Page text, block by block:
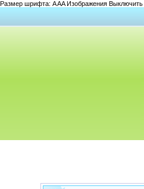
Размер шрифта: AAAИзображения Выключить